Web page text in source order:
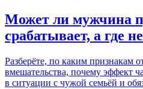
Может ли мужчина
срабатывает, а где
Разберёте, по каким признакам
вмешательства, почему эффект
в ситуации с чужой семьёй и